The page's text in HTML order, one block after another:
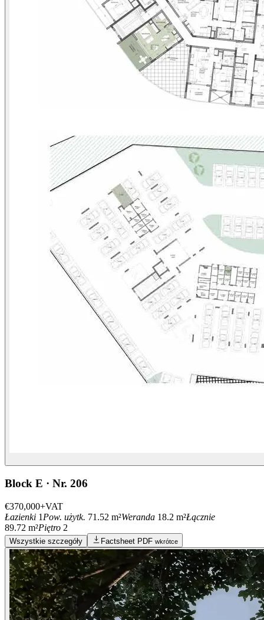
Block E · Nr. 206
€370,000+VAT
Łazienki 1 Pow. użytk. 71.52 m²Weranda 18.2 m²Łącznie
89.72 m²Piętro 2
Wszystkie szczegóły Factsheet PDF wkrótce